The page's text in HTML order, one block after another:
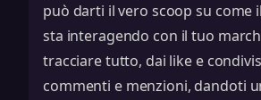
può darti il vero scoop su come
sta interagendo con il tuo
tracciare tutto, dai like e
commenti e menzioni, dandoti